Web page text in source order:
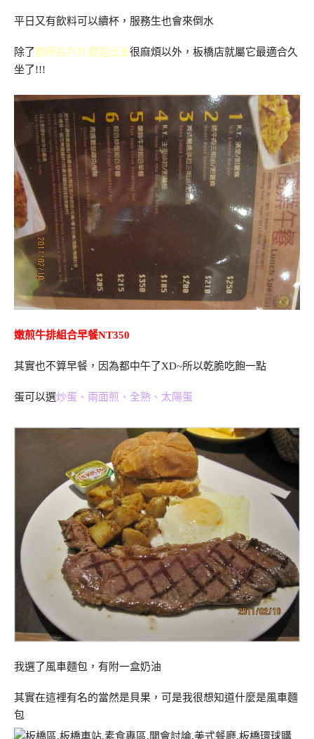
平日又有飲料可以續杯，服務生也會來倒水
除了廁所在戶外要走出去很麻煩以外，板橋店就屬它最適合久
坐了!!!
嫩煎牛排組合早餐NT350
其實也不算早餐，因為都中午了XD~所以乾脆吃飽一點
蛋可以選炒蛋、兩面煎、全熟、太陽蛋
我選了風車麵包，有附一盒奶油
其實在這裡有名的當然是貝果，可是我很想知道什麼是風車麵
包